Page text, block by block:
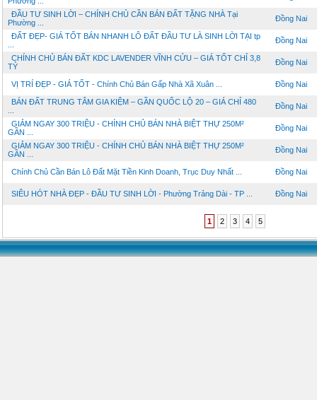
ĐẦU TƯ SINH LỜI – CHÍNH CHỦ CẦN BÁN ĐẤT TẶNG NHÀ Tại
Phường ...
Đồng Nai
ĐẤT ĐẸP- GIÁ TỐT BÁN NHANH LÔ ĐẤT ĐẦU TƯ LÀ SINH LỜI TẠI tp
Đồng Nai
CHÍNH CHỦ BÁN ĐẤT KDC LAVENDER VĨNH CỬU – GIÁ TỐT CHỈ 3,8
TỶ
Đồng Nai
VỊ TRÍ ĐẸP - GIÁ TỐT - Chính Chủ Bán Gấp Nhà Xã Xuân ... Đồng Nai
BÁN ĐẤT TRUNG TÂM GIA KIỆM – GẦN QUỐC LỘ 20 – GIÁ CHỈ 480
Đồng Nai
GIẢM NGAY 300 TRIỆU - CHÍNH CHỦ BÁN NHÀ BIỆT THỰ 250M²
GẦN ...
Đồng Nai
GIẢM NGAY 300 TRIỆU - CHÍNH CHỦ BÁN NHÀ BIỆT THỰ 250M²
GẦN ...
Đồng Nai
Chính Chủ Cần Bán Lô Đất Mặt Tiền Kinh Doanh, Trục Duy Nhất ... Đồng Nai
SIÊU HÓT NHÀ ĐẸP - ĐẦU TƯ SINH LỜI - Phường Trảng Dài - TP ... Đồng Nai
1 2 3 4 5